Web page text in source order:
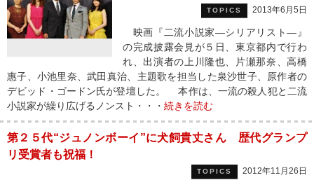
TOPICS 2013年6月5日
映画『二流小説家―シリアリスト―』
の完成披露会見が５日、東京都内で行わ
れ、出演者の上川隆也、片瀬那奈、高橋
惠子、小池里奈、武田真治、主題歌を担当した泉沙世子、原作者の
デビッド・ゴードン氏が登壇した。 本作は、一流の殺人犯と二流
小説家が繰り広げるノンスト・・・ 続きを読む
第２５代“ジュノンボーイ”に犬飼貴丈さん 歴代グランプ
リ受賞者も祝福！
TOPICS 2012年11月26日